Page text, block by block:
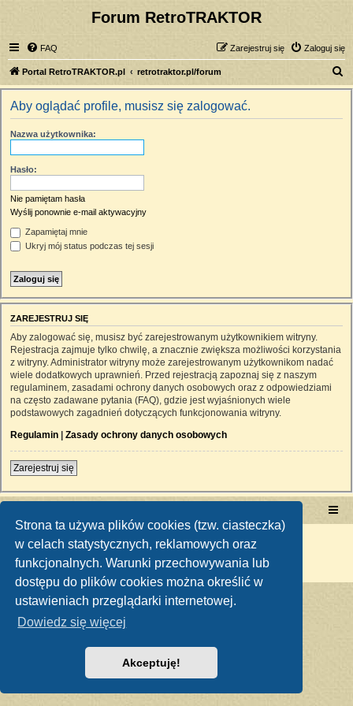
Strona ta używa plików cookies (tzw. ciasteczka)
w celach statystycznych, reklamowych oraz
funkcjonalnych. Warunki przechowywania lub
dostępu do plików cookies można określić w
ustawieniach przeglądarki internetowej.
Dowiedz się więcej
Akceptuję!
Forum RetroTRAKTOR
FAQ Zaloguj się
Zarejestruj się
Portal RetroTRAKTOR.pl retrotraktor.pl/forum
z
Aby oglądać profile, musisz się zalogować.
Nazwa użytkownika:
Hasło:
Nie pamiętam hasła
Wyślij ponownie e-mail aktywacyjny
Zapamiętaj mnie
Ukryj mój status podczas tej sesji
ZAREJESTRUJ SIĘ
Aby zalogować się, musisz być zarejestrowanym użytkownikiem witryny.
Rejestracja zajmuje tylko chwilę, a znacznie zwiększa możliwości korzystania
z witryny. Administrator witryny może zarejestrowanym użytkownikom nadać
wiele dodatkowych uprawnień. Przed rejestracją zapoznaj się z naszym
regulaminem, zasadami ochrony danych osobowych oraz z odpowiedziami
na często zadawane pytania (FAQ), gdzie jest wyjaśnionych wiele
podstawowych zagadnień dotyczących funkcjonowania witryny.
Regulamin | Zasady ochrony danych osobowych
Zarejestruj się
Technologię dostarcza phpBB ® Forum Software © phpBB Limited
Polski pakiet językowy dostarcza
Zasady ochrony danych osobowych|Regulamin